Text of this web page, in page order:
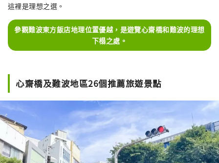
這裡是理想之選。
參觀難波東方飯店地理位置優越，是遊覽心齋橋和難波的理想
下榻之處。
心齋橋及難波地區26個推薦旅遊景點